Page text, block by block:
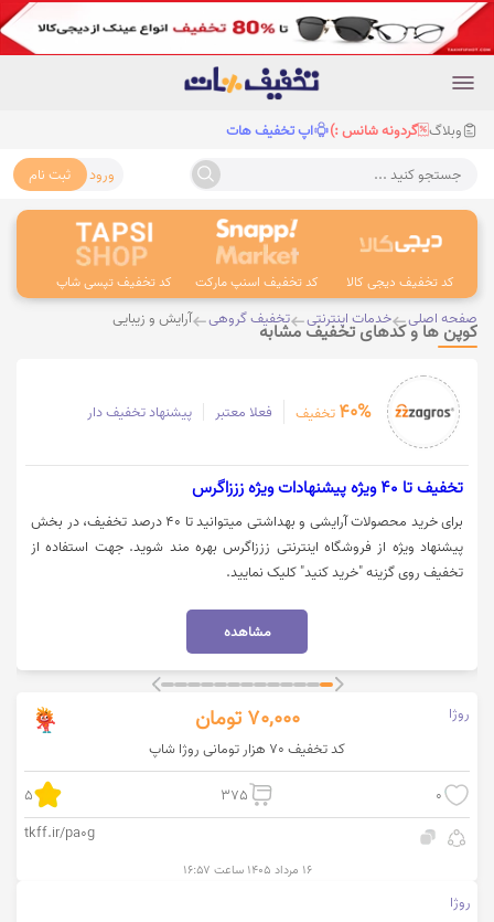
وبلاگ گردونه شانس :) اپ تخفیف هات
جستجو کنید ... ورود ثبت نام
کد تخفیف دیجی کالا کد تخفیف اسنپ مارکت کد تخفیف تپسی شاپ
صفحه اصلی خدمات اینترنتی تخفیف گروهی آرایش و زیبایی
کوپن ها و کدهای تخفیف مشابه
40% تخفیف فعلا معتبر پیشنهاد تخفیف دار
تخفیف تا 40 ویژه پیشنهادات ویژه زززاگرس
برای خرید محصولات آرایشی و بهداشتی میتوانید تا 40 درصد تخفیف، در بخش
پیشنهاد ویژه از فروشگاه اینترنتی زززاگرس بهره مند شوید. جهت استفاده از
تخفیف روی گزینه "خرید کنید" کلیک نمایید.
مشاهده
روژا 70,000 تومان
کد تخفیف 70 هزار تومانی روژا شاپ
0
375
5
tkff.ir/pa0g
۱۶ مرداد ۱۴۰۵ ساعت ۱۶:۵۷
روژا